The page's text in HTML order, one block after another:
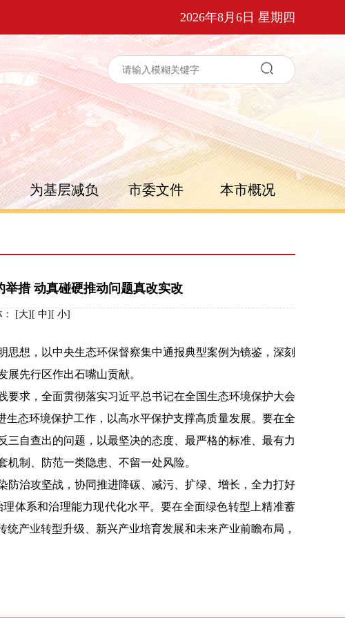
2026年8月6日 星期四
为基层减负 市委文件 本市概况
措 动真碰硬推动问题真改实改
[大][ 中][ 小]
想，以中央生态环保督察集中通报典型案例为镜鉴，深刻
先行区作出石嘴山贡献。
求，全面贯彻落实习近平总书记在全国生态环境保护大会
生态环境保护工作，以高水平保护支撑高质量发展。要在全
自查出的问题，以最坚决的态度、最严格的标准、最有力
制、防范一类隐患、不留一处风险。
治攻坚战，协同推进降碳、减污、扩绿、增长，全力打好
体系和治理能力现代化水平。要在全面绿色转型上精准蓄
产业转型升级、新兴产业培育发展和未来产业前瞻布局，